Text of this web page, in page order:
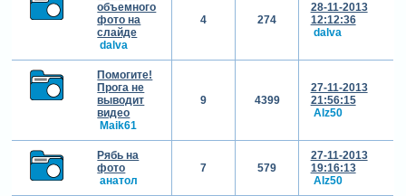
объемного
фото на
слайде
dalva
4 274
28-11-2013
12:12:36
dalva
Помогите!
Прога не
выводит
видео
Maik61
9 4399
27-11-2013
21:56:15
Alz50
Рябь на
фото
анатол
7 579
27-11-2013
19:16:13
Alz50